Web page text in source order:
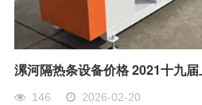
漯河隔热条设备价格 2021十九
146 2026-02-20